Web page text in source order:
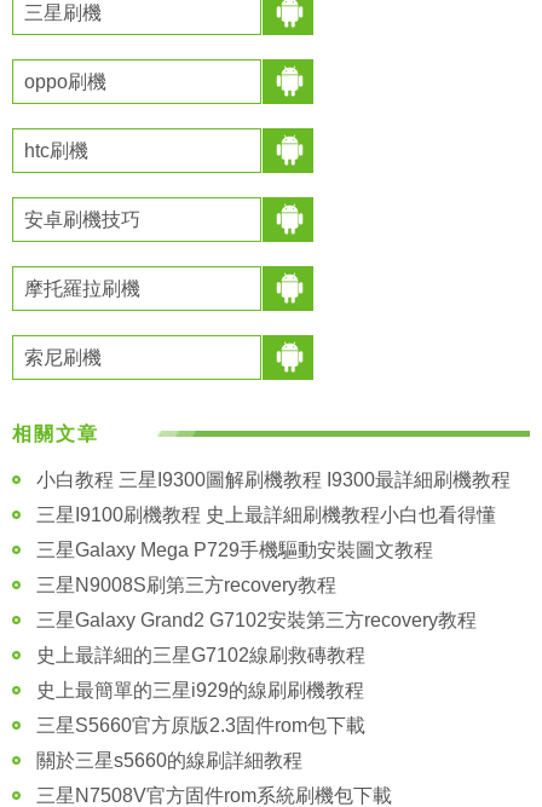
三星刷機
oppo刷機
htc刷機
安卓刷機技巧
摩托羅拉刷機
索尼刷機
相關文章
小白教程 三星I9300圖解刷機教程 I9300最詳細刷機教程
三星I9100刷機教程 史上最詳細刷機教程小白也看得懂
三星Galaxy Mega P729手機驅動安裝圖文教程
三星N9008S刷第三方recovery教程
三星Galaxy Grand2 G7102安裝第三方recovery教程
史上最詳細的三星G7102線刷救磚教程
史上最簡單的三星i929的線刷刷機教程
三星S5660官方原版2.3固件rom包下載
關於三星s5660的線刷詳細教程
三星N7508V官方固件rom系統刷機包下載